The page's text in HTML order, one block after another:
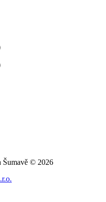
Šumavě © 2026